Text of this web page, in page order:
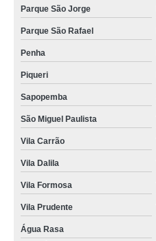
Parque São Jorge
Parque São Rafael
Penha
Piqueri
Sapopemba
São Miguel Paulista
Vila Carrão
Vila Dalila
Vila Formosa
Vila Prudente
Água Rasa